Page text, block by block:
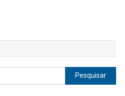
Pesquisar
por: